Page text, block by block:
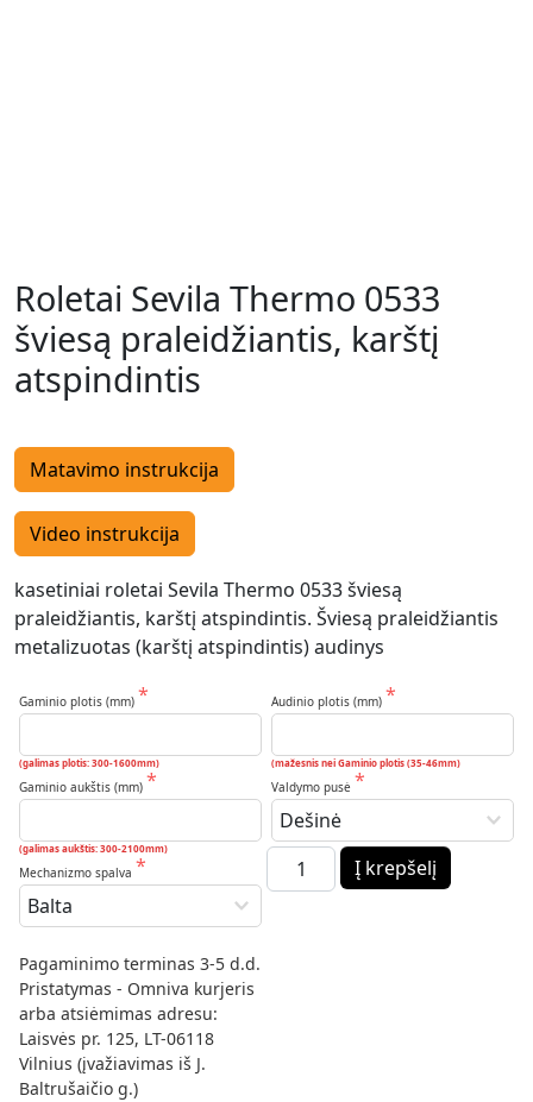
Roletai Sevila Thermo 0533
šviesą praleidžiantis, karštį
atspindintis
Matavimo instrukcija
Video instrukcija
kasetiniai roletai Sevila Thermo 0533 šviesą
praleidžiantis, karštį atspindintis. Šviesą praleidžiantis
metalizuotas (karštį atspindintis) audinys
Gaminio plotis (mm)
(galimas plotis: 300-1600mm)
Gaminio aukštis (mm)
(galimas aukštis: 300-2100mm)
Mechanizmo spalva
Pagaminimo terminas 3-5 d.d.
Pristatymas - Omniva kurjeris
arba atsiėmimas adresu:
Laisvės pr. 125, LT-06118
Vilnius (įvažiavimas iš J.
Baltrušaičio g.)
Audinio plotis (mm)
(mažesnis nei Gaminio plotis (35-46mm)
Valdymo pusė
produkto kiekis: Roletai
Į krepšelį